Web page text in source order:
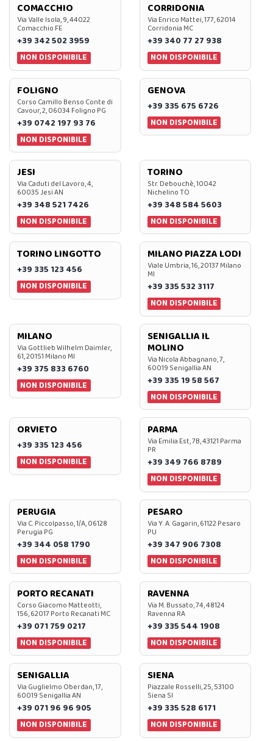
COMACCHIO
Via Valle Isola, 9, 44022
Comacchio FE
+39 342 502 3959
NON DISPONIBILE
CORRIDONIA
Via Enrico Mattei, 177, 62014
Corridonia MC
+39 340 77 27 938
NON DISPONIBILE
FOLIGNO
Corso Camillo Benso Conte di
Cavour, 2, 06034 Foligno PG
+39 0742 197 93 76
NON DISPONIBILE
GENOVA
+39 335 675 6726
NON DISPONIBILE
JESI
Via Caduti del Lavoro, 4,
60035 Jesi AN
+39 348 521 7426
NON DISPONIBILE
TORINO
Str. Debouchè, 10042
Nichelino TO
+39 348 584 5603
NON DISPONIBILE
TORINO LINGOTTO
+39 335 123 456
NON DISPONIBILE
MILANO PIAZZA LODI
Viale Umbria, 16, 20137 Milano
MI
+39 335 532 3117
NON DISPONIBILE
MILANO
Via Gottlieb Wilhelm Daimler,
61, 20151 Milano MI
+39 375 833 6760
NON DISPONIBILE
SENIGALLIA IL
MOLINO
Via Nicola Abbagnano, 7,
60019 Senigallia AN
+39 335 19 58 567
NON DISPONIBILE
ORVIETO
+39 335 123 456
NON DISPONIBILE
PARMA
Via Emilia Est, 7B, 43121 Parma
PR
+39 349 766 8789
NON DISPONIBILE
PERUGIA
Via C. Piccolpasso, 1/A, 06128
Perugia PG
+39 344 058 1790
NON DISPONIBILE
PESARO
Via Y. A. Gagarin, 61122 Pesaro
PU
+39 347 906 7308
NON DISPONIBILE
PORTO RECANATI
Corso Giacomo Matteotti,
156, 62017 Porto Recanati MC
+39 071 759 0217
NON DISPONIBILE
RAVENNA
Via M. Bussato, 74, 48124
Ravenna RA
+39 335 544 1908
NON DISPONIBILE
SENIGALLIA
Via Guglielmo Oberdan, 17,
60019 Senigallia AN
+39 071 96 96 905
NON DISPONIBILE
SIENA
Piazzale Rosselli, 25, 53100
Siena SI
+39 335 528 6171
NON DISPONIBILE